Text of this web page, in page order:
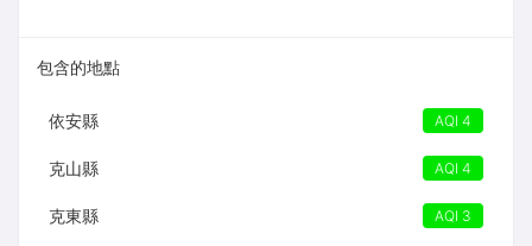
包含的地點
依安縣 AQI 4
克山縣 AQI 4
克東縣 AQI 3